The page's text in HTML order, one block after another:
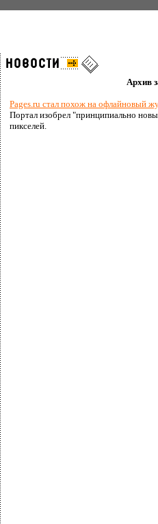
Архив
Pages.ru стал похож на офлайновый
Портал изобрел "принципиально
пикселей.